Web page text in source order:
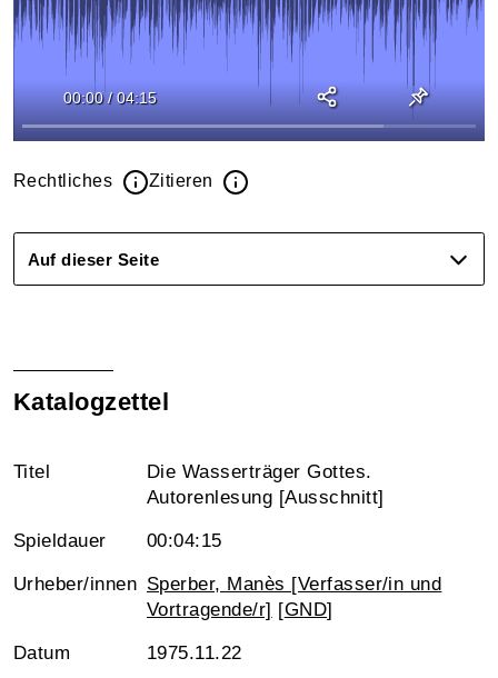
00:00 / 04:15
Rechtliches Zitieren
Auf dieser Seite
Katalogzettel
Titel
Die Wasserträger Gottes.
Autorenlesung [Ausschnitt]
Spieldauer 00:04:15
Urheber/innen Sperber, Manès [Verfasser/in und
Vortragende/r] [GND]
Datum 1975.11.22